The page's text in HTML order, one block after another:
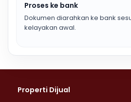
Proses ke bank
Dokumen diarahkan ke bank
kelayakan awal.
Properti Dijual